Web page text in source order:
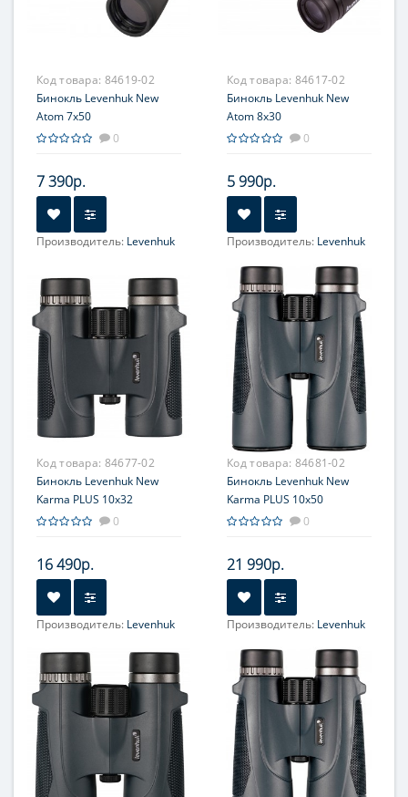
Код товара: 84619-02
Бинокль Levenhuk New
Atom 7x50
0
7 390р.
Производитель: Levenhuk
центральная
Код товара: 84617-02
Бинокль Levenhuk New
Atom 8x30
0
5 990р.
Производитель: Levenhuk
центральная
Код товара: 84677-02
Бинокль Levenhuk New
Karma PLUS 10x32
0
16 490р.
Производитель: Levenhuk
центральная
Код товара: 84681-02
Бинокль Levenhuk New
Karma PLUS 10x50
0
21 990р.
Производитель: Levenhuk
центральная